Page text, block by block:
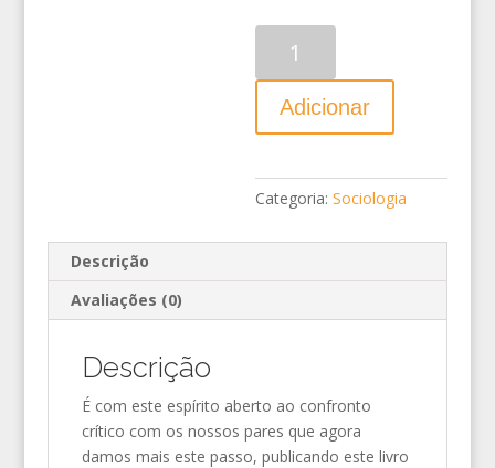
Adicionar
Categoria:Sociologia
Descrição
Avaliações (0)
Descrição
É com este espírito aberto ao confronto
crítico com os nossos pares que agora
damos mais este passo, publicando este livro